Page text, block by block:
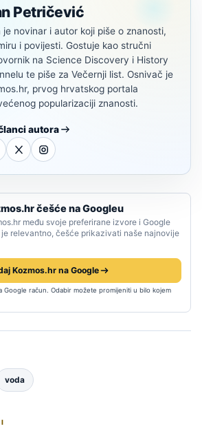
Petričević
je novinar i autor koji piše o znanosti,
i povijesti. Gostuje kao stručni
na Science Discovery i History
te piše za Večernji list. Osnivač je
prvog hrvatskog portala
popularizaciji znanosti.
autora
češće na Googleu
među svoje preferirane izvore i Google
relevantno, češće prikazivati naše najnovije
Kozmos.hr na Google
Google račun. Odabir možete promijeniti u bilo kojem
voda